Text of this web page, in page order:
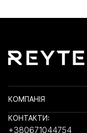
КОМПАНІЯ
КОНТАКТИ:
+380671044754